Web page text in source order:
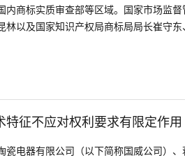
内商标实质审查部等区域。国家市场监
林以及国家知识产权局商标局局长崔守
特征不应对权利要求有限定作用
瓷电器有限公司（以下简称国威公司）